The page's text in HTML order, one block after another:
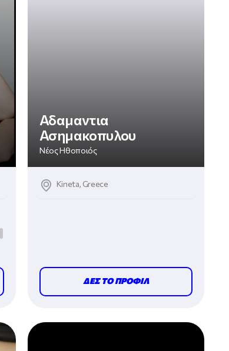
Αδαμαντια
Ασημακοπυλου
Νέος Ηθοποιός
Kineta, Greece
ΔΕΣ ΤΟ ΠΡΟΦΙΛ